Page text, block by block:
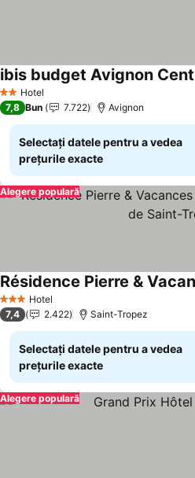
2 SteleHotel
ibis budget Avignon
7,8 Bun 7.722 Avignon
Selectați datele pentru a vedea
prețurile exacte
Alegere populară
3 SteleHotel
Vedeți prețurile
7,4 2.422 Saint-Tropez
Selectați datele pentru a vedea
prețurile exacte
Alegere populară